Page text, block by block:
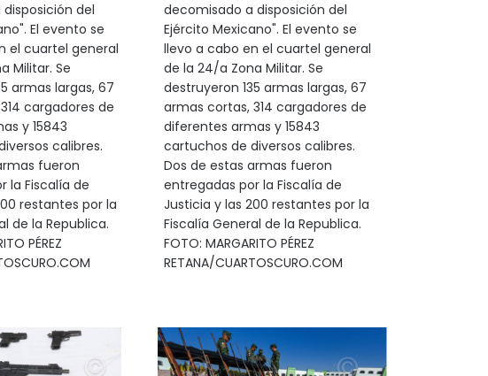
del
El evento se
el cuartel general
Militar. Se
armas largas, 67
cargadores de
y 15843
calibres.
fueron
la Fiscalía de
restantes por la
de la Republica.
PÉREZ
decomisado a disposición del
Ejército Mexicano". El evento se
llevo a cabo en el cuartel general
de la 24/a Zona Militar. Se
destruyeron 135 armas largas, 67
armas cortas, 314 cargadores de
diferentes armas y 15843
cartuchos de diversos calibres.
Dos de estas armas fueron
entregadas por la Fiscalía de
Justicia y las 200 restantes por la
Fiscalía General de la Republica.
FOTO: MARGARITO PÉREZ
RETANA/CUARTOSCURO.COM